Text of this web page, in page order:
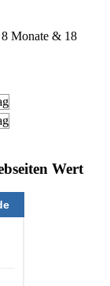
8 Monate & 18
Wert